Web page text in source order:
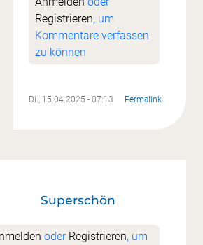
Registrieren, um
Kommentare verfassen
zu können
Di., 15.04.2025 - 07:13 Permalink
Superschön
oder Registrieren, um